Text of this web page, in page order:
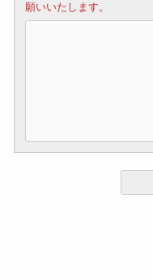
願いいたします。